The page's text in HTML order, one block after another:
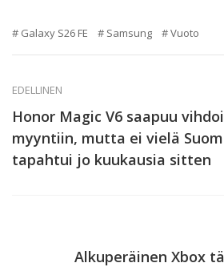
Galaxy S26 FE Samsung Vuoto
EDELLINEN
Honor Magic V6 saapuu
myyntiin, mutta ei vielä
tapahtui jo kuukausia sitten
Alkuperäinen Xbox